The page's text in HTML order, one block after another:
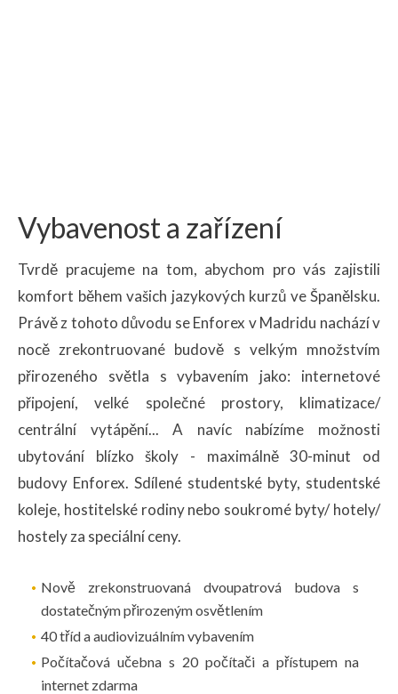
Vybavenost a zařízení
Tvrdě pracujeme na tom, abychom pro vás zajistili
komfort během vašich jazykových kurzů ve Španělsku.
Právě z tohoto důvodu se Enforex v Madridu nachází v
nocě zrekontruované budově s velkým množstvím
přirozeného světla s vybavením jako: internetové
připojení, velké společné prostory, klimatizace/
centrální vytápění... A navíc nabízíme možnosti
ubytování blízko školy - maximálně 30-minut od
budovy Enforex. Sdílené studentské byty, studentské
koleje, hostitelské rodiny nebo soukromé byty/ hotely/
hostely za speciální ceny.
Nově zrekonstruovaná dvoupatrová budova s
dostatečným přirozeným osvětlením
40 tříd a audiovizuálním vybavením
Počítačová učebna s 20 počítači a přístupem na
internet zdarma